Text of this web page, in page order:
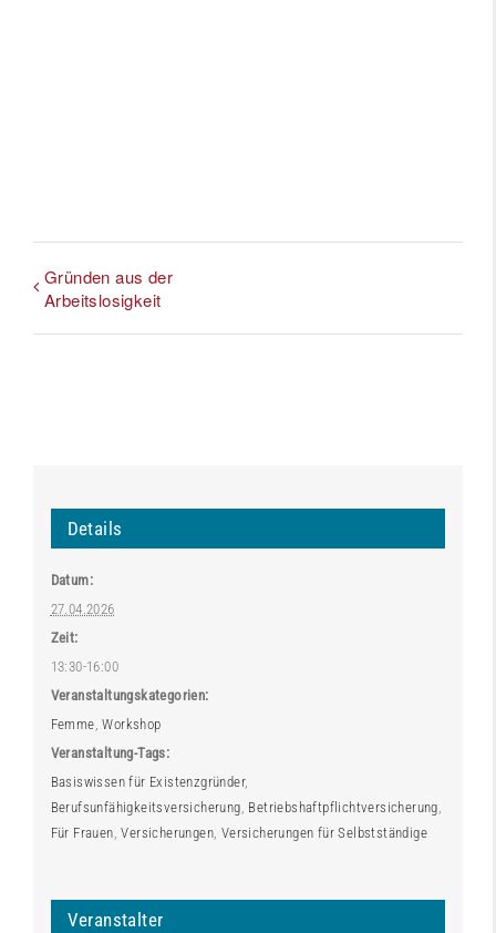
Gründen aus der
Arbeitslosigkeit
Details
Datum:
27.04.2026
Zeit:
13:30-16:00
Veranstaltungskategorien:
Femme,Workshop
Veranstaltung-Tags:
Basiswissen für Existenzgründer,
Berufsunfähigkeitsversicherung, Betriebshaftpflichtversicherung,
Für Frauen,Versicherungen, Versicherungen für Selbstständige
Veranstalter